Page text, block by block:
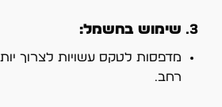
3. שימוש בחשמל:
מדפסות לטקס עשויות לצרוך
רחב.